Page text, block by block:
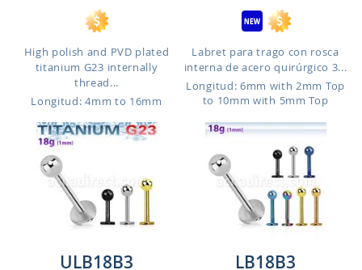
High polish and PVD plated
titanium G23 internally
thread...
Longitud: 4mm to 16mm
Labret para trago con rosca
interna de acero quirúrgico 3...
Longitud: 6mm with 2mm Top
to 10mm with 5mm Top
ULB18B3 LB18B3